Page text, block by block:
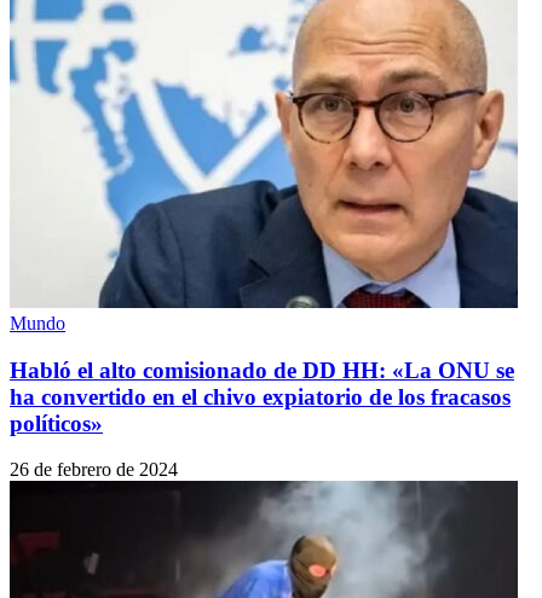
Mundo
Habló el alto comisionado de DD HH: «La ONU se
ha convertido en el chivo expiatorio de los fracasos
políticos»
26 de febrero de 2024